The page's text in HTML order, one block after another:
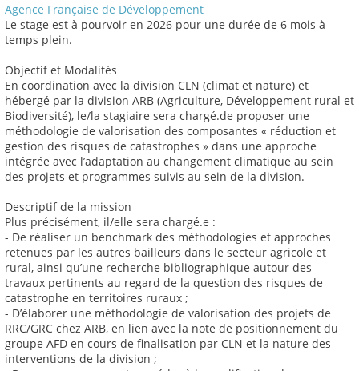
Agence Française de Développement
Le stage est à pourvoir en 2026 pour une durée de 6 mois à
temps plein.
Objectif et Modalités
En coordination avec la division CLN (climat et nature) et
hébergé par la division ARB (Agriculture, Développement rural et
Biodiversité), le/la stagiaire sera chargé.de proposer une
méthodologie de valorisation des composantes « réduction et
gestion des risques de catastrophes » dans une approche
intégrée avec l’adaptation au changement climatique au sein
des projets et programmes suivis au sein de la division.
Descriptif de la mission
Plus précisément, il/elle sera chargé.e :
- De réaliser un benchmark des méthodologies et approches
retenues par les autres bailleurs dans le secteur agricole et
rural, ainsi qu’une recherche bibliographique autour des
travaux pertinents au regard de la question des risques de
catastrophe en territoires ruraux ;
- D’élaborer une méthodologie de valorisation des projets de
RRC/GRC chez ARB, en lien avec la note de positionnement du
groupe AFD en cours de finalisation par CLN et la nature des
interventions de la division ;